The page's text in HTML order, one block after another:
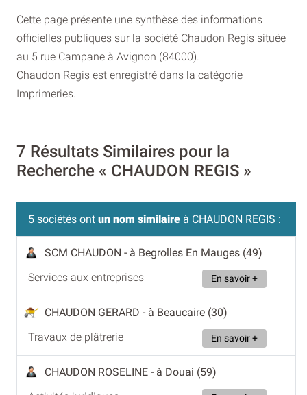
Cette page présente une synthèse des informations
officielles publiques sur la société Chaudon Regis située
au 5 rue Campane à Avignon (84000).
Chaudon Regis est enregistré dans la catégorie
Imprimeries.
7 Résultats Similaires pour la
Recherche « CHAUDON REGIS »
5 sociétés ont un nom similaire à CHAUDON REGIS :
SCM CHAUDON - à Begrolles En Mauges (49)
Services aux entreprises
En savoir +
CHAUDON GERARD - à Beaucaire (30)
Travaux de plâtrerie
En savoir +
CHAUDON ROSELINE - à Douai (59)